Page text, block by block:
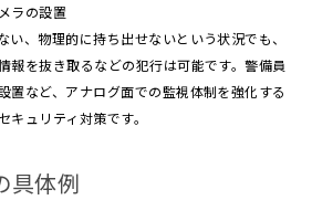
ラの設置
い、物理的に持ち出せないという状況でも、
報を抜き取るなどの犯行は可能です。警備員
置など、アナログ面での監視体制を強化する
キュリティ対策です。
具体例